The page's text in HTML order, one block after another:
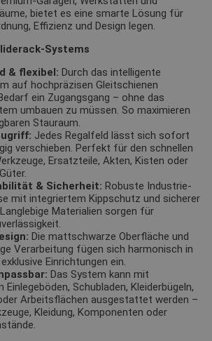
bietet es eine smarte Lösung für
Effizienz und Design legen.
Systems
& flexibel: Durch das intelligente
auf hochpräzisen Gleitschienen
ein Zugangsgang – ohne das
umbauen zu müssen. So maximieren
Stauraum.
Jedes Regalfeld lässt sich sofort
verschieben. Perfekt für den schnellen
Ersatzteile, Akten, Kisten oder
& Sicherheit: Robuste Industrie-
mit integriertem Kippschutz und sicherer
Materialien sorgen für
Die mattschwarze Oberfläche und
Verarbeitung fügen sich harmonisch in
Einrichtungen ein.
Das System kann mit
Einlegeböden, Schubladen, Kleiderbügeln,
Arbeitsflächen ausgestattet werden –
Kleidung, Komponenten oder